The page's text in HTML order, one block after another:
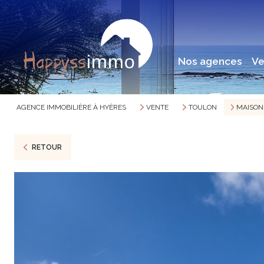
nos agences
AGENCE IMMOBILIÈRE À HYÈRES VENTE TOULON MAISON
RETOUR